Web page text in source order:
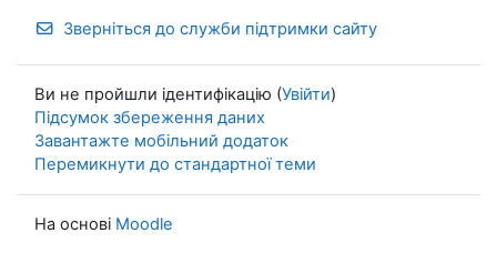
Зверніться до служби підтримки сайту
Ви не пройшли ідентифікацію (Увійти)
Підсумок збереження даних
Завантажте мобільний додаток
Перемикнути до стандартної теми
На основі Moodle